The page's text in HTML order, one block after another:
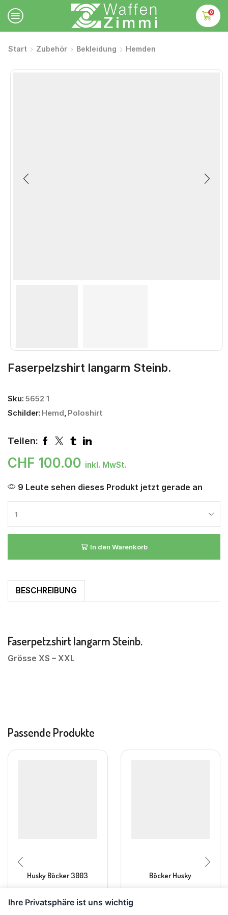
0
Start Zubehör Bekleidung Hemden
Faserpelzshirt langarm Steinb.
Sku: 5652 1
Schilder: Hemd, Poloshirt
Teilen:
CHF 100.00 inkl. MwSt.
9 Leute sehen dieses Produkt jetzt gerade an
In den Warenkorb
BESCHREIBUNG
Faserpetzshirt langarm Steinb.
Grösse XS – XXL
Passende Produkte
Husky Böcker 3003 Böcker Husky
Ihre Privatsphäre ist uns wichtig